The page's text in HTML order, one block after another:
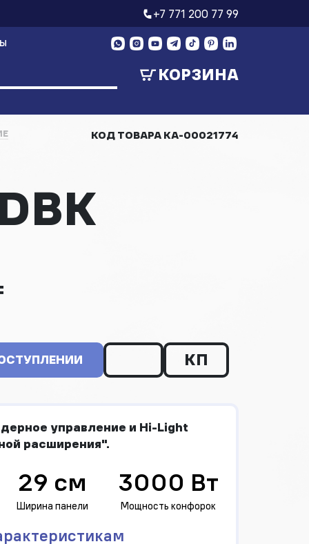
+7 771 200 77 99
КОРЗИНА
КОД ТОВАРА КА-00021774
КП
управление и Hi-Light
расширения".
29 см
Ширина панели
3000 Вт
Мощность конфорок